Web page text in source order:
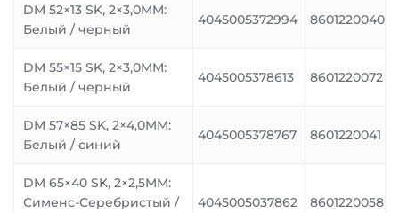
DM 52×13 SK, 2×3,0MM:
Белый / черный
4045005372994 8601220040
DM 55×15 SK, 2×3,0MM:
Белый / черный
4045005378613 8601220072
DM 57×85 SK, 2×4,0MM:
Белый / синий
4045005378767 8601220041
DM 65×40 SK, 2×2,5MM:
Сименс-Серебристый /
4045005037862 8601220058